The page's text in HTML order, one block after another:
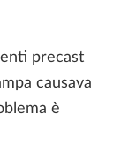
precast
causava
è